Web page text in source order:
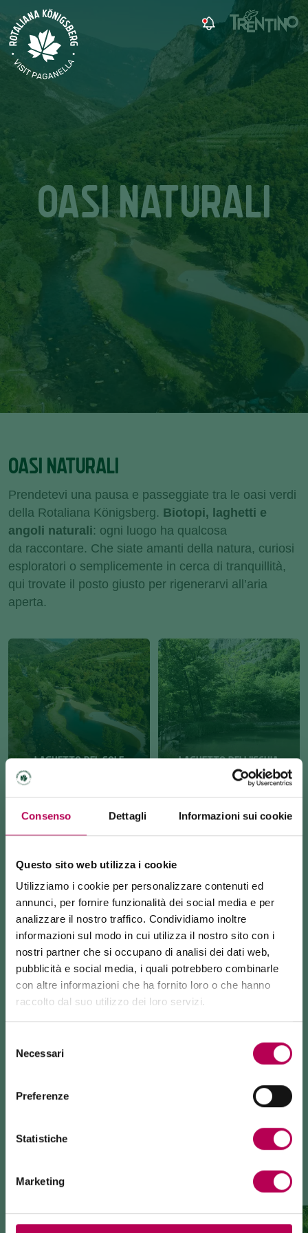
Consenso Dettagli Informazioni sui cookie
Questo sito web utilizza i cookie
Utilizziamo i cookie per personalizzare contenuti ed
annunci, per fornire funzionalità dei social media e per
analizzare il nostro traffico. Condividiamo inoltre
informazioni sul modo in cui utilizza il nostro sito con i
nostri partner che si occupano di analisi dei dati web,
pubblicità e social media, i quali potrebbero combinarle
con altre informazioni che ha fornito loro o che hanno
raccolto dal suo utilizzo dei loro servizi.
delNecessari
Preferenze
Statistiche
Marketing
OASI NATURALI
24 luglio 2026
FUNIVIA MONTE DI MEZZOCORONA CHIUSA PER LAVORI
La funivia del Monte di Mezzocorona è
chiusa per lavori
tramite: sentiero SAT500, Strada delle Longhe, via Ferrata
Burrone Giovanelli.
OASI NATURALI
Prendetevi una pausa e passeggiate tra le oasi verdi
della Rotaliana Königsberg. Biotopi, laghetti e
angoli naturali: ogni luogo ha qualcosa
da raccontare. Che siate amanti della natura, curiosi
esploratori o semplicemente in cerca di tranquillità,
qui trovate il posto giusto per rigenerarvi all’aria
aperta.
LAGHETTO DEL SOLE LAGHETTO DELL'ISCHIA
LOCALITÀ AI PIANI BIOTOPO LA RUPE
BIOTOPO LA ROCCHETTA BIOTOPO FOCI DELL'AVISIO
TI POTREBBE INTERESSARE